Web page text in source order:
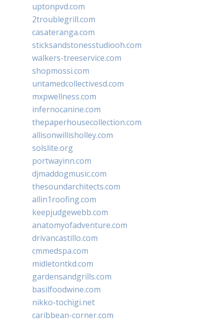
uptonpvd.com
2troublegrill.com
casateranga.com
sticksandstonesstudiooh.com
walkers-treeservice.com
shopmossi.com
untamedcollectivesd.com
mxpwellness.com
infernocanine.com
thepaperhousecollection.com
allisonwillisholley.com
solslite.org
portwayinn.com
djmaddogmusic.com
thesoundarchitects.com
allin1roofing.com
keepjudgewebb.com
anatomyofadventure.com
drivancastillo.com
cmmedspa.com
midletontkd.com
gardensandgrills.com
basilfoodwine.com
nikko-tochigi.net
caribbean-corner.com